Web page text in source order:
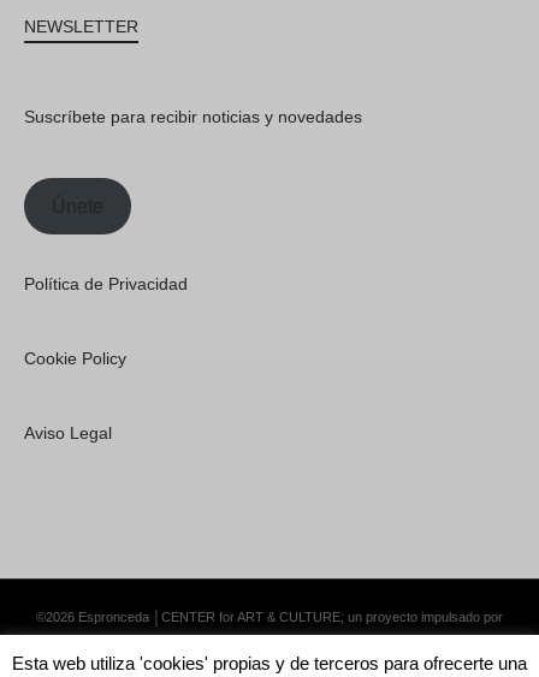
NEWSLETTER
Suscríbete para recibir noticias y novedades
Únete
Política de Privacidad
Cookie Policy
Aviso Legal
©2026 Espronceda │CENTER for ART & CULTURE; un proyecto impulsado por
Esta web utiliza 'cookies' propias y de terceros para ofrecerte una